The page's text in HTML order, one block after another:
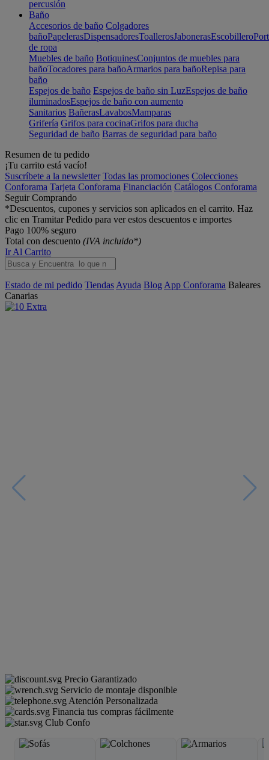
percusión
Baño
Accesorios de baño Colgadores
bañoPapelerasDispensadoresToallerosJabonerasEscobillero
de ropa
Muebles de baño BotiquinesConjuntos de muebles para
bañoTocadores para bañoArmarios para bañoRepisa para
baño
Espejos de baño Espejos de baño sin LuzEspejos de baño
iluminadosEspejos de baño con aumento
Sanitarios BañerasLavabosMamparas
Grifería Grifos para cocinaGrifos para ducha
Seguridad de baño Barras de seguridad para baño
Resumen de tu pedido
¡Tu carrito está vacío!
Suscríbete a la newsletter Todas las promociones Colecciones
Conforama Tarjeta Conforama Financiación Catálogos Conforama
Seguir Comprando
*Descuentos, cupones y servicios son aplicados en el carrito. Haz
clic en Tramitar Pedido para ver estos descuentos e importes
Pago 100% seguro
Total con descuento (IVA incluido*)
Ir Al Carrito
Estado de mi pedido Tiendas Ayuda Blog App Conforama Baleares
Canarias
Precio Garantizado
Servicio de montaje disponible
Atención Personalizada
Financia tus compras fácilmente
Club Confo